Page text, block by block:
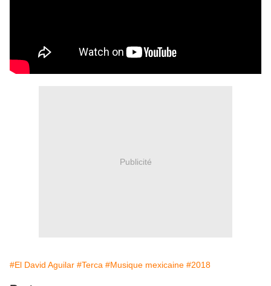
Publicité
#El David Aguilar #Terca #Musique mexicaine #2018